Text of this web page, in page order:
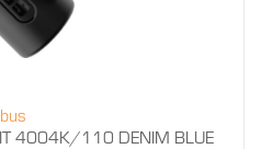
4004K/110 DENIM BLUE